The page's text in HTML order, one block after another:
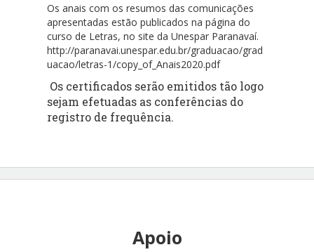
Os anais com os resumos das comunicações
apresentadas estão publicados na página do
curso de Letras, no site da Unespar Paranavaí.
http://paranavai.unespar.edu.br/graduacao/grad
uacao/letras-1/copy_of_Anais2020.pdf
Os certificados serão emitidos tão logo
sejam efetuadas as conferências do
registro de frequência.
Apoio